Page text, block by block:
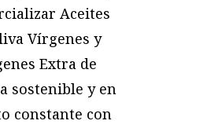
Aceites
Vírgenes y
Extra de
sostenible y en
constante con